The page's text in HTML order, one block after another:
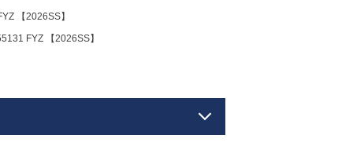
【2026SS】
FYZ 【2026SS】